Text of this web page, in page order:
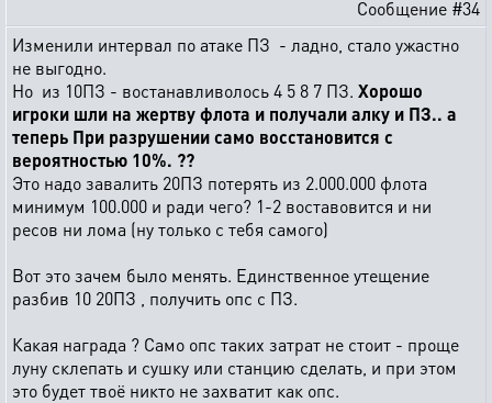
Сообщение #34
Изменили интервал по атаке ПЗ - ладно, стало ужастно
не выгодно.
Но из 10ПЗ - востанавливолось 4 5 8 7 ПЗ. Хорошо
игроки шли на жертву флота и получали алку и ПЗ.. а
теперь При разрушении само восстановится с
вероятностью 10%. ??
Это надо завалить 20ПЗ потерять из 2.000.000 флота
минимум 100.000 и ради чего? 1-2 воставовится и ни
ресов ни лома (ну только с тебя самого)
Вот это зачем было менять. Единственное утещение
разбив 10 20ПЗ , получить опс с ПЗ.
Какая награда ? Само опс таких затрат не стоит - проще
луну склепать и сушку или станцию сделать, и при этом
это будет твоё никто не захватит как опс.